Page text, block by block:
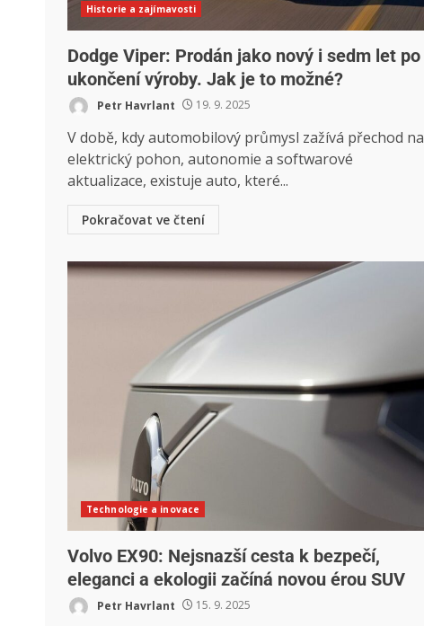
Historie a zajímavosti
Dodge Viper: Prodán jako nový i sedm let po
ukončení výroby. Jak je to možné?
Petr Havrlant 19. 9. 2025
V době, kdy automobilový průmysl zažívá přechod na
elektrický pohon, autonomie a softwarové
aktualizace, existuje auto, které...
Pokračovat ve čtení
Technologie a inovace
Volvo EX90: Nejsnazší cesta k bezpečí,
eleganci a ekologii začíná novou érou SUV
Petr Havrlant 15. 9. 2025